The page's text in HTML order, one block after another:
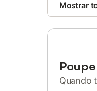
Mostrar
Quando